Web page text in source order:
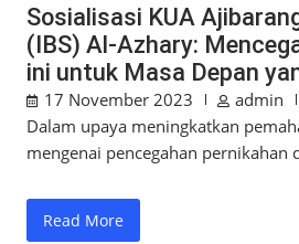
Sosialisasi KUA
(IBS) Al-Azhary:
ini untuk Masa Depan
17 November 2023 admin
Dalam upaya meningkatkan
mengenai pencegahan pernikahan
Read More